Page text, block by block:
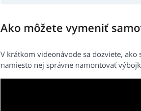
Ako môžete vymeniť
V krátkom videonávode sa dozviete,
namiesto nej správne namontovať